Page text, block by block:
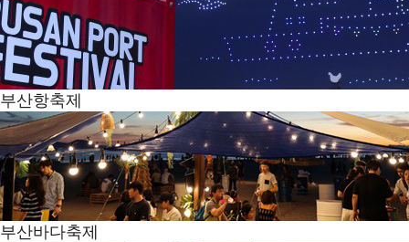
부산항축제
부산바다축제